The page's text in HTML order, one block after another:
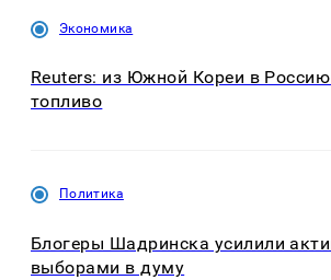
Экономика
Reuters: из Южной Кореи в
топливо
Политика
Блогеры Шадринска усилили
выборами в думу